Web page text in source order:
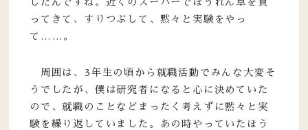
ってきて、すりつぶして、黙々と実験をやっ
て……。
周囲は、3年生の頃から就職活動でみんな大変そ
うでしたが、僕は研究者になると心に決めていた
ので、就職のことなどまったく考えずに黙々と実
験を繰り返していました。あの時やっていたほう